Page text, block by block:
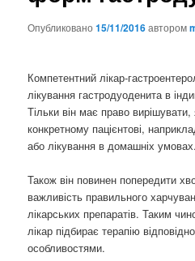
Опубликовано15/11/2016автором
Компетентний лікар-
лікування гастродуоденита в
Тільки він має право
конкретному пацієнтові,
або лікування в домашніх умовах.
Також він повинен попередити
важливість правильного
лікарських препаратів. Таким
лікар підбирає терапію
особливостями.